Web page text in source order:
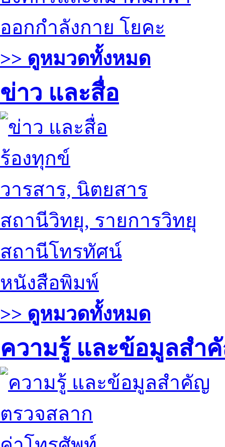
ออกกำลังกาย โยคะ
>> ดูหมวดทั้งหมด
ข่าว และสื่อ
ร้องทุกข์
วารสาร, นิตยสาร
สถานีวิทยุ, รายการวิทยุ
สถานีโทรทัศน์
หนังสือพิมพ์
>> ดูหมวดทั้งหมด
ความรู้ และข้อมูลสำ
ตรวจสลาก